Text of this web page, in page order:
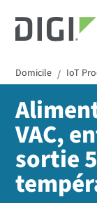
Domicile / IoT
VAC,
sortie